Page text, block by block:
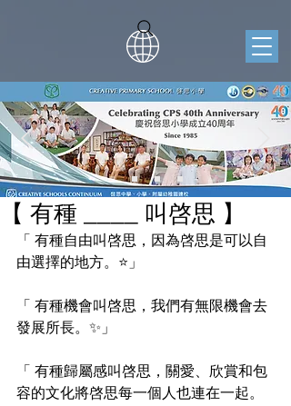
【 有種 ____ 叫啓思 】
「 有種自由叫啓思，因為啓思是可以自
由選擇的地方。⭐️」
「 有種機會叫啓思，我們有無限機會去
發展所長。✨」
「 有種歸屬感叫啓思，關愛、欣賞和包
容的文化將啓思每一個人也連在一起。